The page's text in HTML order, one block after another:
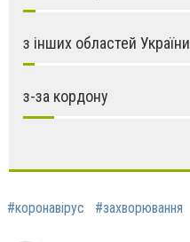
з інших областей України
з-за кордону
#коронавірус #захворювання